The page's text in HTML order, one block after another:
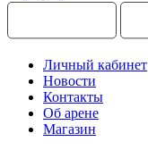
Личный кабинет
Новости
Контакты
Об арене
Магазин